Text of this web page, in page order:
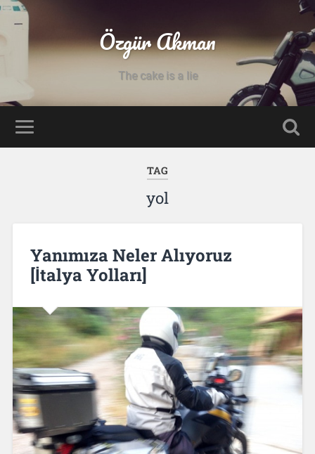
Özgür Akman
The cake is a lie
TAG
yol
Yanımıza Neler Alıyoruz
[İtalya Yolları]